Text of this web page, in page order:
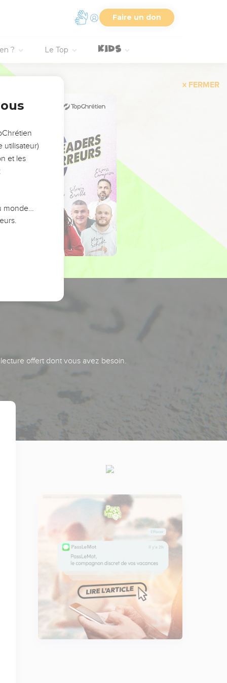
Faire un don
? Le Top
FERMER
offert dont vous avez besoin.
utilisateur)
et les
monde…